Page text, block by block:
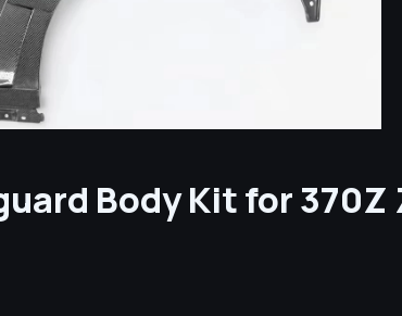
Body Kit for